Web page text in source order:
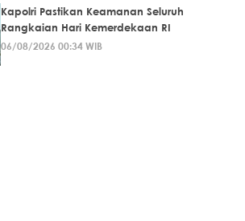
Kapolri Pastikan Keamanan Seluruh
Rangkaian Hari Kemerdekaan RI
06/08/2026 00:34 WIB